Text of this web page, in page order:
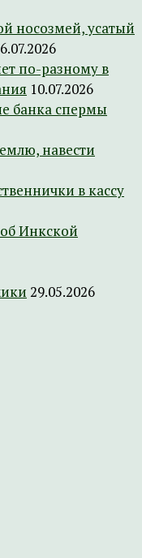
носозмей, усатый
по-разному в
10.07.2026
банка спермы
навести
в кассу
Инкской
29.05.2026